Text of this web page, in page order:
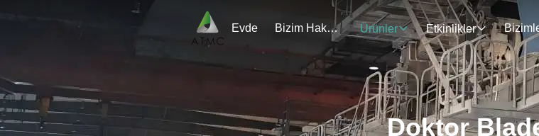
Evde Bizim Hakkımızda Ürünler Etkinlikler
Doktor